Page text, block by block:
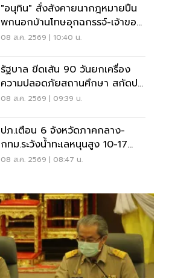
"อนุทิน" สั่งสังคายนากฎหมายปืน
พกนอกบ้านโทษอุกฉกรรจ์-เจ้าของ
โดนหนัก
08 ส.ค. 2569 | 10:40 น.
รัฐบาล ขีดเส้น 90 วันยกเครื่อง
ความปลอดภัยสถานศึกษา สกัดปม
บูลลี่
08 ส.ค. 2569 | 09:39 น.
ปภ.เตือน 6 จังหวัดภาคกลาง-
กทม.ระวังน้ำทะเลหนุนสูง 10-17
ส.ค.69
08 ส.ค. 2569 | 08:47 น.